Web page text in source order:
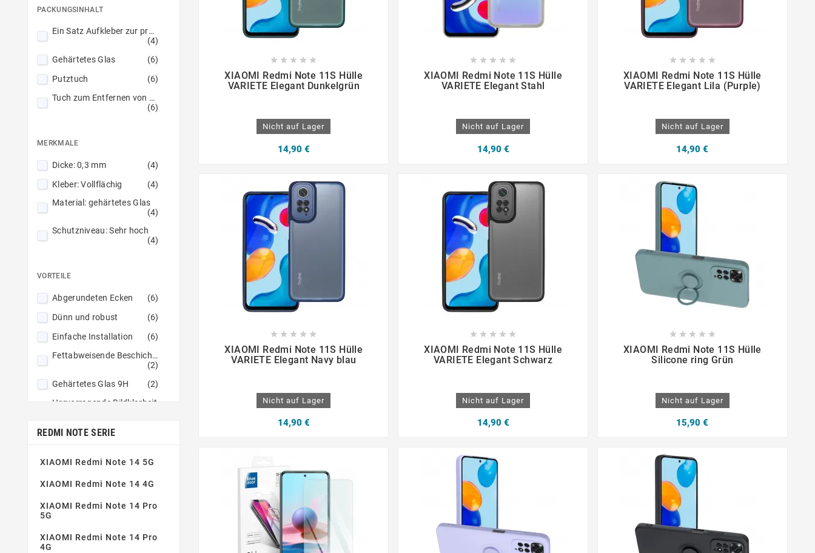
Lila (Violet)
(2)
Marine / Limette
(1)
Navy blau
(2)
Pfirsich
(1)
Rosa
Roségold
(1)
Rot
(3)
Rot / Marine
(1)
(26)
(1)
(3)
Verstärkte Felgen
(7)
Verstärkte Säume
(9)
PACKUNGSINHALT
Ein Satz Aufkleber zur präzisen Positionierung
(4)
Gehärtetes Glas
(6)
Putztuch
(6)
Tuch zum Entfernen von Staub
(6)
MERKMALE
Dicke: 0,3 mm
(4)
Kleber: Vollflächig
(4)
Material: gehärtetes Glas
(4)
Schutzniveau: Sehr hoch
(4)
VORTEILE
Abgerundeten Ecken
(6)
Dünn und robust
(6)
Einfache Installation
(6)
Fettabweisende Beschichtung
(2)
Gehärtetes Glas 9H
(2)
Hervorragende Bildklarheit
Keine Luftblasen
(2)
Perfekte Haftung
REDMI NOTE SERIE
XIAOMI Redmi Note 14 5G
XIAOMI Redmi Note 14 4G
XIAOMI Redmi Note 14 Pro
5G
XIAOMI Redmi Note 14 Pro
4G
    
XIAOMI Redmi Note 11S Hülle
VARIETE Elegant Dunkelgrün
Nicht auf Lager
14,90 €
    
XIAOMI Redmi Note 11S Hülle
VARIETE Elegant Stahl
Nicht auf Lager
14,90 €
    
XIAOMI Redmi Note 11S Hülle
VARIETE Elegant Lila (Purple)
Nicht auf Lager
14,90 €
 
    
XIAOMI Redmi Note 11S Hülle
VARIETE Elegant Navy blau
Nicht auf Lager
14,90 €
 
    
XIAOMI Redmi Note 11S Hülle
VARIETE Elegant Schwarz
Nicht auf Lager
14,90 €
 
    
XIAOMI Redmi Note 11S Hülle
Silicone ring Grün
Nicht auf Lager
15,90 €